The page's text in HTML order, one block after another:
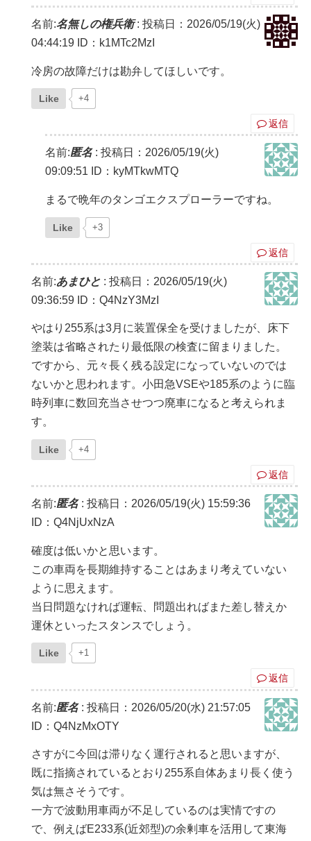
名前:名無しの権兵衛: 投稿日：2026/05/19(火)
04:44:19 ID：k1MTc2MzI
冷房の故障だけは勘弁してほしいです。
Like +4
返信
名前:匿名: 投稿日：2026/05/19(火)
09:09:51 ID：kyMTkwMTQ
まるで晩年のタンゴエクスプローラーですね。
Like +3
返信
名前:あまひと : 投稿日：2026/05/19(火)
09:36:59 ID：Q4NzY3MzI
やはり255系は3月に装置保全を受けましたが、床下
塗装は省略されたり最低限の検査に留まりました。
ですから、元々長く残る設定になっていないのでは
ないかと思われます。小田急VSEや185系のように臨
時列車に数回充当させつつ廃車になると考えられま
す。
Like +4
返信
名前:匿名: 投稿日：2026/05/19(火) 15:59:36
ID：Q4NjUxNzA
確度は低いかと思います。
この車両を長期維持することはあまり考えていない
ように思えます。
当日問題なければ運転、問題出ればまた差し替えか
運休といったスタンスでしょう。
Like +1
返信
名前:匿名: 投稿日：2026/05/20(水) 21:57:05
ID：Q4NzMxOTY
さすがに今回は滞りなく運行されると思いますが、
既に指摘されているとおり255系自体あまり長く使う
気は無さそうです。
一方で波動用車両が不足しているのは実情ですの
で、例えばE233系(近郊型)の余剰車を活用して東海